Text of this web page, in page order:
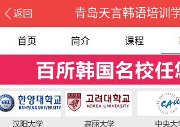
返回 青岛天言韩语培训
首页 简介 课程